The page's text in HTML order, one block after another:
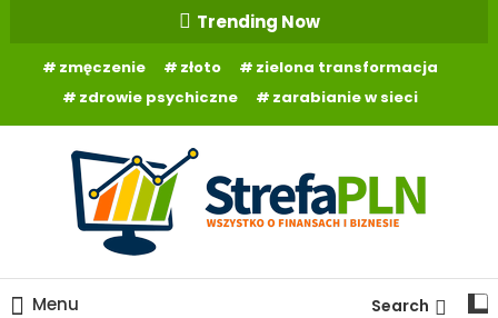
Content
Trending Now
zmęczenie złoto
zielona transformacja
zdrowie psychiczne
zarabianie w sieci
StrefaPLN.pl
Menu Search